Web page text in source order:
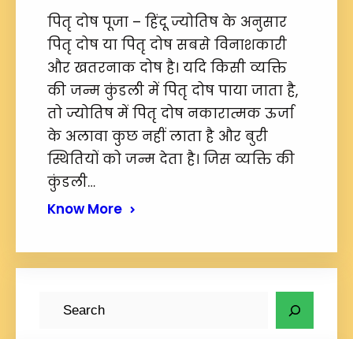
पितृ दोष पूजा – हिंदू ज्योतिष के अनुसार
पितृ दोष या पितृ दोष सबसे विनाशकारी
और खतरनाक दोष है। यदि किसी व्यक्ति
की जन्म कुंडली में पितृ दोष पाया जाता है,
तो ज्योतिष में पितृ दोष नकारात्मक ऊर्जा
के अलावा कुछ नहीं लाता है और बुरी
स्थितियों को जन्म देता है। जिस व्यक्ति की
कुंडली…
Know More